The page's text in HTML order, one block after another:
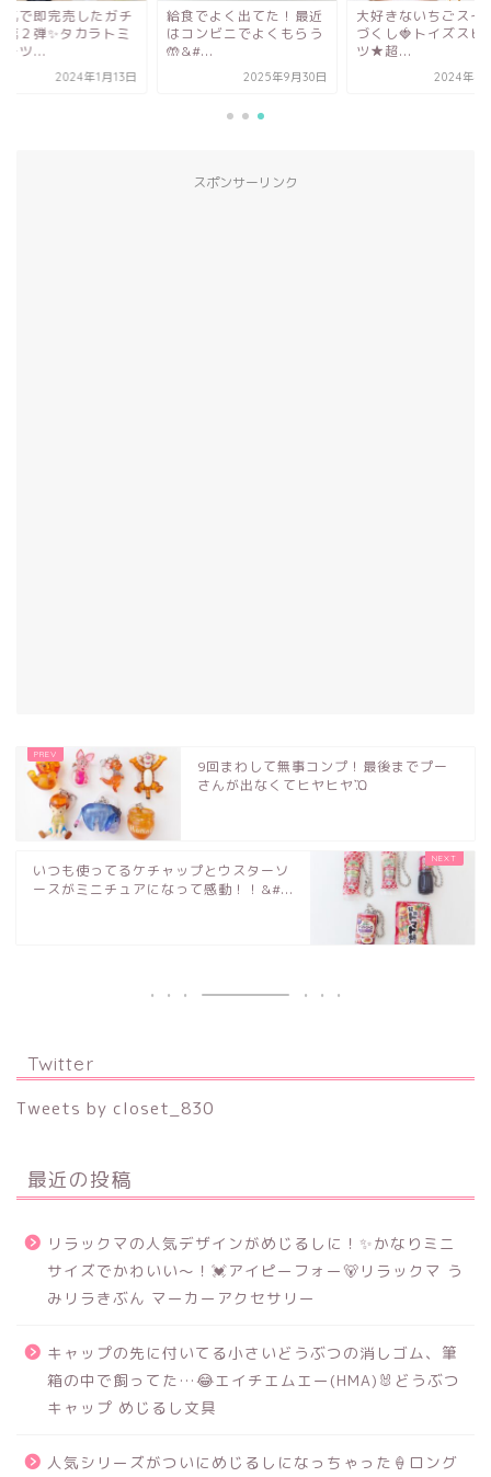
気で即完売したガチ
第２弾✨タカラトミ
ーツ...
2024年1月13日
給食でよく出てた！最近
はコンビニでよくもらう
🤲&#...
2025年9月30日
大好きないちごスイ
づくし🍓トイズスピ
ツ★超...
2024年4
スポンサーリンク
9回まわして無事コンプ！最後までプー
さんが出なくてヒヤヒヤὊ...
いつも使ってるケチャップとウスターソ
ースがミニチュアになって感動！！&#...
Twitter
Tweets by closet_830
最近の投稿
リラックマの人気デザインがめじるしに！✨かなりミニ
サイズでかわいい～！💓アイピーフォー🐻リラックマ う
みリラきぶん マーカーアクセサリー
キャップの先に付いてる小さいどうぶつの消しゴム、筆
箱の中で飼ってた…😂エイチエムエー(HMA)🐰どうぶつ
キャップ めじるし文具
人気シリーズがついにめじるしになっちゃった🍦ロング